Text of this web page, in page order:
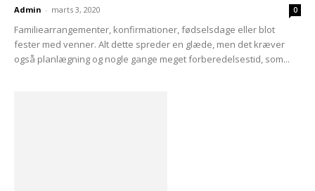
Admin - marts 3, 2020 0
Familiearrangementer, konfirmationer, fødselsdage eller blot
fester med venner. Alt dette spreder en glæde, men det kræver
også planlægning og nogle gange meget forberedelsestid, som...